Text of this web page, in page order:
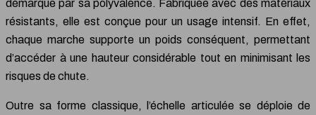
démarque par sa polyvalence. Fabriquée avec des matériaux
résistants, elle est conçue pour un usage intensif. En effet,
chaque marche supporte un poids conséquent, permettant
d’accéder à une hauteur considérable tout en minimisant les
risques de chute.
Outre sa forme classique, l’échelle articulée se déploie de